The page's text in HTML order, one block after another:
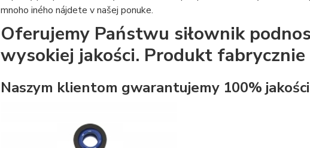
mnoho iného nájdete v našej ponuke.
Oferujemy Państwu siłownik
wysokiej jakości. Produkt
Naszym klientom gwarantujemy 100%